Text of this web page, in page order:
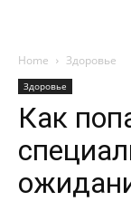
Home Здоровье
Здоровье
Как